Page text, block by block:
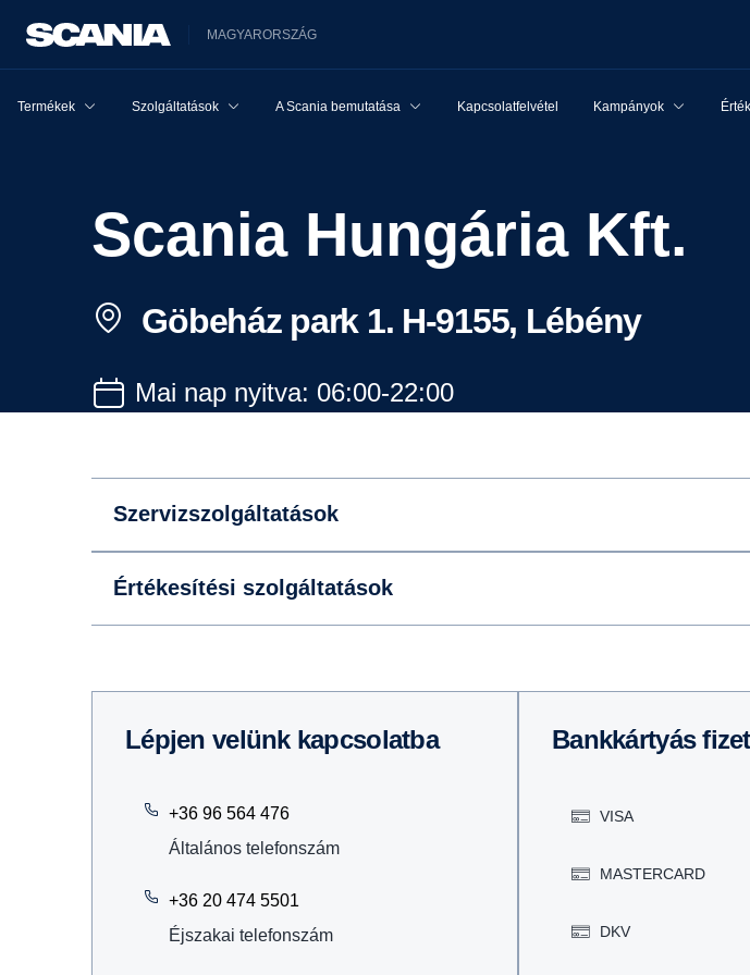
MAGYARORSZÁG
Termékek Szolgáltatások A Scania bemutatása Kapcsolatfelvétel Kampányok
Scania Hungária Kft.
Göbeház park 1. H-9155, Lébény
Mai nap nyitva: 06:00-22:00
Szervizszolgáltatások
Értékesítési szolgáltatások
Lépjen velünk kapcsolatba
+36 96 564 476
Általános telefonszám
+36 20 474 5501
Éjszakai telefonszám
Bankkártyás
VISA
MASTERCARD
DKV